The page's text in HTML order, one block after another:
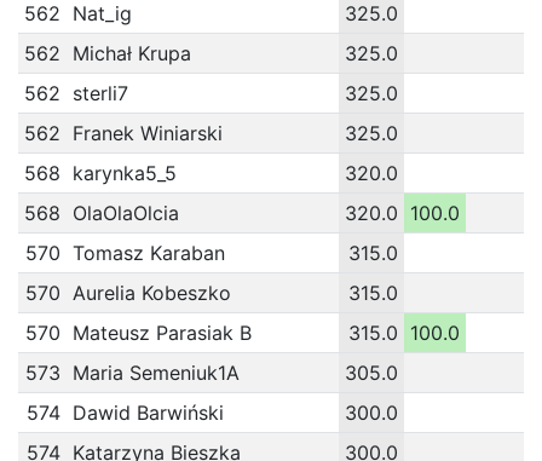
562 Nat_ig
325.0
562 Michał Krupa
325.0
562 sterli7
325.0
562 Franek Winiarski
325.0
568 karynka5_5
320.0
568 OlaOlaOlcia 320.0 100.0
570 Tomasz Karaban
315.0
570 Aurelia Kobeszko
315.0
570 Mateusz Parasiak B 315.0 100.0
573 Maria Semeniuk1A
305.0
574 Dawid Barwiński
300.0
574 Katarzyna Bieszka
300.0